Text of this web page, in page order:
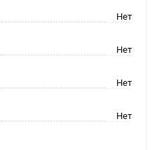
Нет
Нет
Нет
Нет